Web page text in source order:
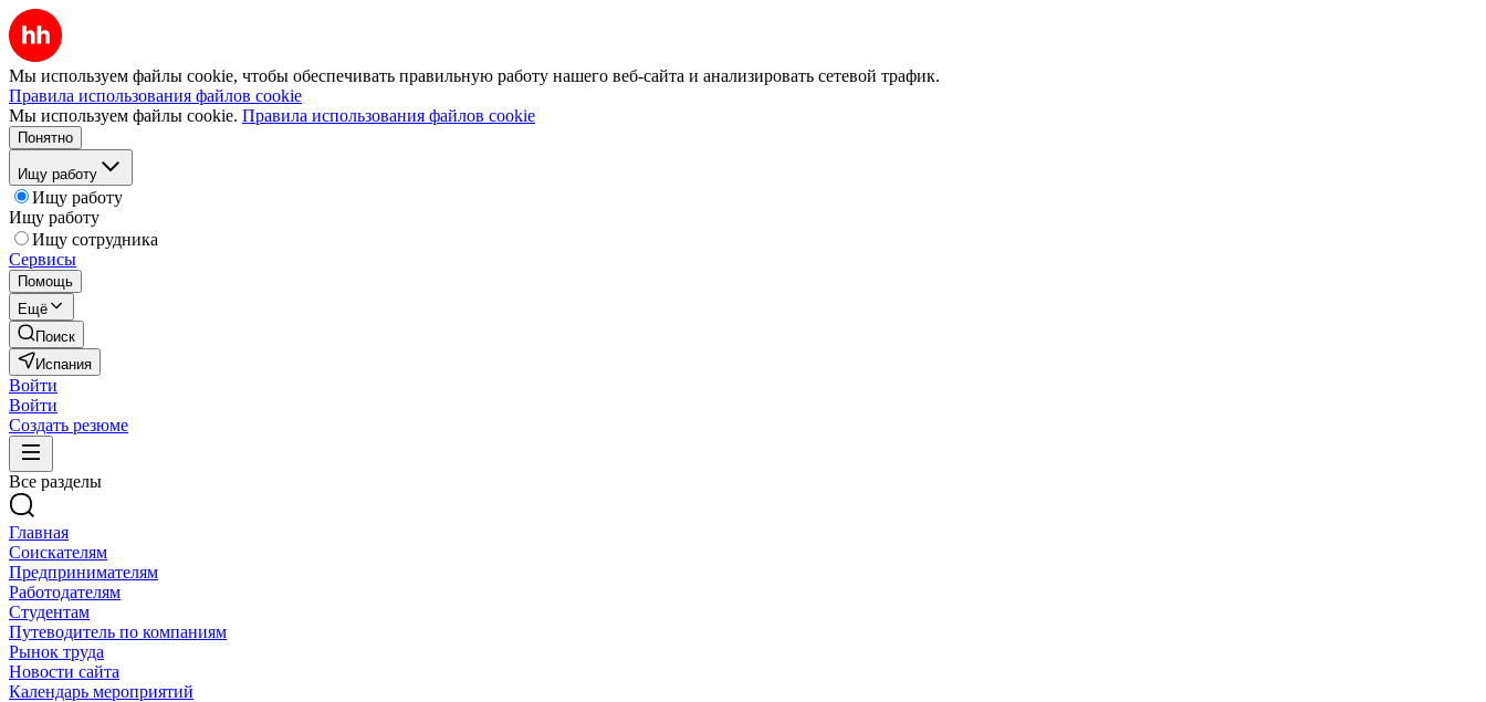
Мы используем файлы cookie, чтобы обеспечивать правильную работу нашего веб-сайта и анализировать сетевой трафик.
Правила использования файлов cookie
Мы используем файлы cookie. Правила использования файлов cookie
Понятно
Ищу работу
Ищу работу
Ищу работу
Ищу сотрудника
Сервисы
Помощь
Ещё
Поиск
Испания
Войти
Войти
Создать резюме
Все разделы
Главная
Соискателям
Предпринимателям
Работодателям
Студентам
Путеводитель по компаниям
Рынок труда
Новости сайта
Календарь мероприятий